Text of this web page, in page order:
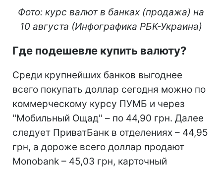
Фото: курс валют в банках (продажа) на
10 августа (Инфографика РБК-Украина)
Где подешевле купить валюту?
Среди крупнейших банков выгоднее
всего покупать доллар сегодня можно по
коммерческому курсу ПУМБ и через
''Мобильный Ощад'' – по 44,90 грн. Далее
следует ПриватБанк в отделениях – 44,95
грн, а дороже всего доллар продают
Monobank – 45,03 грн, карточный